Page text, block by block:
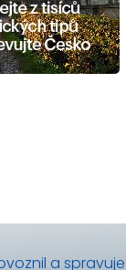
a spravuje